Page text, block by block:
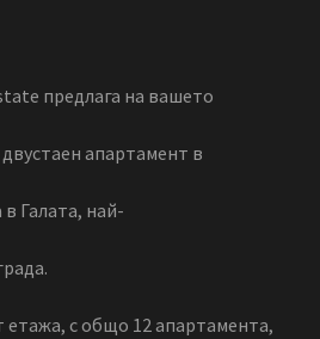
предлага на вашето
апартамент в
Галата, най-
етажа, с общо 12 апартамента,